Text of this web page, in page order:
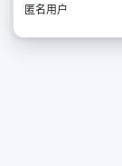
匿名用户